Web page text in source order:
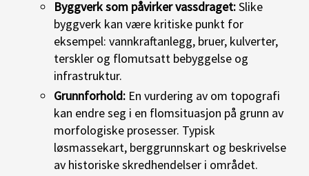
Byggverk som påvirker vassdraget:Slike
byggverk kan være kritiske punkt for
eksempel: vannkraftanlegg, bruer, kulverter,
terskler og flomutsatt bebyggelse og
infrastruktur.
Grunnforhold: En vurdering av om topografi
kan endre seg i en flomsituasjon på grunn av
morfologiske prosesser. Typisk
løsmassekart, berggrunnskart og beskrivelse
av historiske skredhendelser i området.